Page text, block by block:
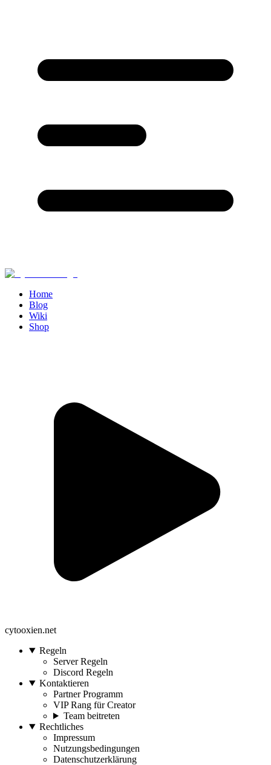
Home
Blog
Wiki
Shop
cytooxien.net
Regeln
Server Regeln
Discord Regeln
Kontaktieren
Partner Programm
VIP Rang für Creator
Team beitreten
Rechtliches
Impressum
Nutzungsbedingungen
Datenschutzerklärung